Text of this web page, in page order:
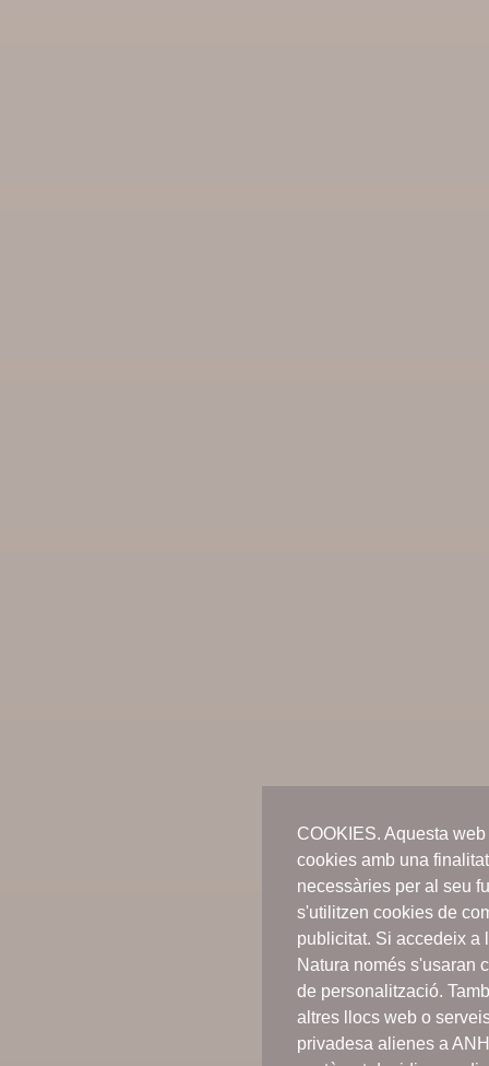
COOKIES. Aquesta
cookies amb una
necessàries per al seu
s'utilitzen cookies de
publicitat. Si accedeix a
Natura només s'usaran
de personalització.
altres llocs web o
privadesa alienes a